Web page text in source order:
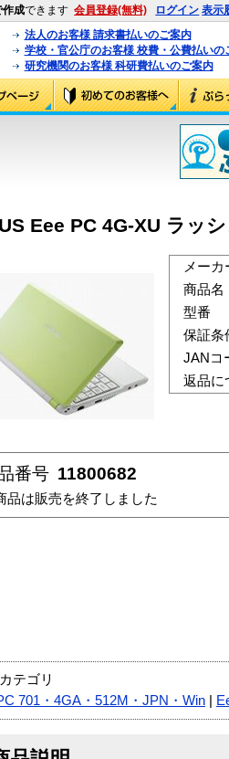
作成できます 会員登録(無料) ログイン 表示
法人のお客様 請求書払いのご案内
学校・官公庁のお客様 校費・公費払いの
研究機関のお客様 科研費払いのご案内
Eee PC 4G-XU ラッ
メーカ
商品名
型番
保証条
JANコ
返品に
番号 11800682
品は販売を終了しました
テゴリ
701・4GA・512M・JPN・Win